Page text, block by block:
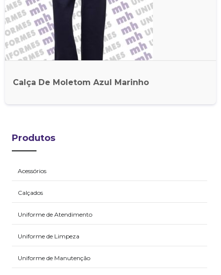
Calça De Moletom Azul Marinho
Produtos
Acessórios
Calçados
Uniforme de Atendimento
Uniforme de Limpeza
Uniforme de Manutenção